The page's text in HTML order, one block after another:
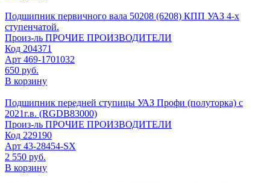
Подшипник первичного вала 50208 (6208) КПП УАЗ 4-х
ступенчатой.
Произ-ль ПРОЧИЕ ПРОИЗВОДИТЕЛИ
Код 204371
Арт 469-1701032
650 руб.
В корзину
Подшипник передней ступицы УАЗ Профи (полуторка) с
2021г.в. (RGDB83000)
Произ-ль ПРОЧИЕ ПРОИЗВОДИТЕЛИ
Код 229190
Арт 43-28454-SX
2 550 руб.
В корзину